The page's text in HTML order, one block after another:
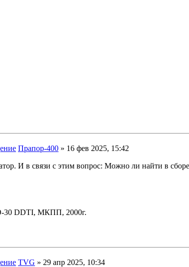
Прапор-400 » 16 фев 2025, 15:42
И в связи с этим вопрос: Можно ли найти в
30 DDTI, МКПП, 2000г.
TVG » 29 апр 2025, 10:34